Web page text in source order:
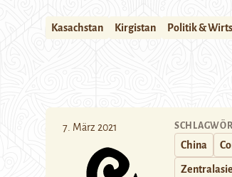
Kasachstan Kirgistan Politik &
7. März 2021
China